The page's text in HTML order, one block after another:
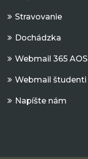
Stravovanie
Dochádzka
Webmail 365 AOS
Webmail študenti
Napíšte nám